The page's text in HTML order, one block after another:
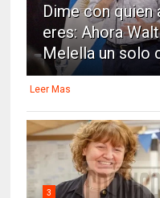
Dime con quien
eres: Ahora
Melella un solo
Leer Mas
3